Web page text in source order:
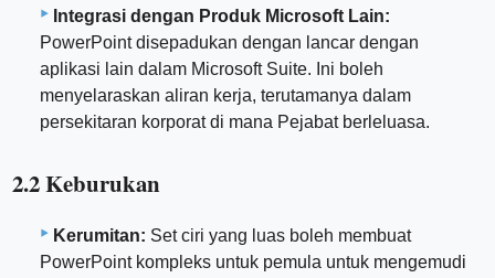
Integrasi dengan Produk Microsoft Lain:
PowerPoint disepadukan dengan lancar dengan
aplikasi lain dalam Microsoft Suite. Ini boleh
menyelaraskan aliran kerja, terutamanya dalam
persekitaran korporat di mana Pejabat berleluasa.
2.2 Keburukan
Kerumitan: Set ciri yang luas boleh membuat
PowerPoint kompleks untuk pemula untuk mengemudi